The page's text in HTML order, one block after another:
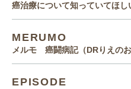
癌治療について知っていてほし
MERUMO
メルモ 癌闘病記（DRりえのお
EPISODE